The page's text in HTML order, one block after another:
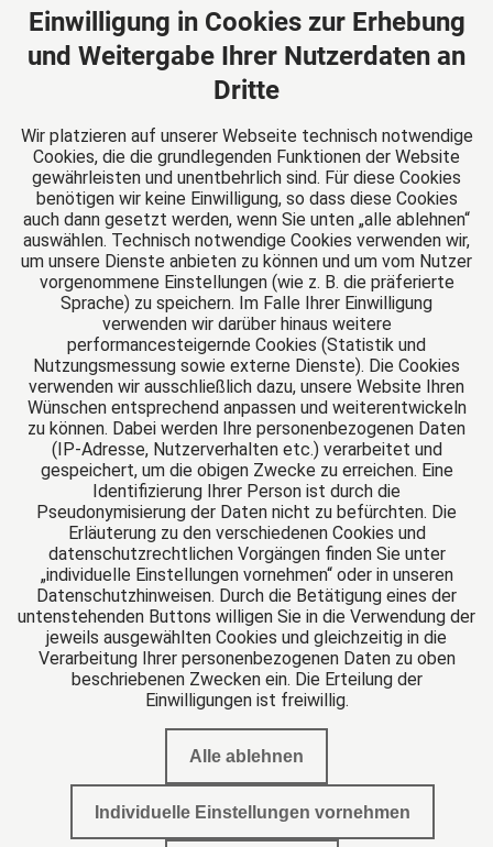
Angelegenheiten. Mit fundiertem Fachwissen und
langjähriger Erfahrung stehen wir Ihnen zur Seite,
um Ihre Rechte zu schützen und optimale Lösungen
für Ihre Situation zu finden.
M|K|D Rechtsanwälte Maier Kiesel Drabe
Halle/Saale
Friedenstr. 29
06114 Halle/Saale
Deutschland
Tel: +49 345 521400
Fax: +49 345 5214027
E-Mail:info@mkd-kanzlei.de
Das europäische Kanzlei-Netzwerk
Datenschutzerklärung
Einwilligung in Cookies zur Erhebung
und Weitergabe Ihrer Nutzerdaten an
Dritte
Wir platzieren auf unserer Webseite technisch notwendige
Cookies, die die grundlegenden Funktionen der Website
gewährleisten und unentbehrlich sind. Für diese Cookies
benötigen wir keine Einwilligung, so dass diese Cookies
auch dann gesetzt werden, wenn Sie unten „alle ablehnen“
auswählen. Technisch notwendige Cookies verwenden wir,
um unsere Dienste anbieten zu können und um vom Nutzer
vorgenommene Einstellungen (wie z. B. die präferierte
Sprache) zu speichern. Im Falle Ihrer Einwilligung
verwenden wir darüber hinaus weitere
performancesteigernde Cookies (Statistik und
Nutzungsmessung sowie externe Dienste). Die Cookies
verwenden wir ausschließlich dazu, unsere Website Ihren
Wünschen entsprechend anpassen und weiterentwickeln
zu können. Dabei werden Ihre personenbezogenen Daten
(IP-Adresse, Nutzerverhalten etc.) verarbeitet und
gespeichert, um die obigen Zwecke zu erreichen. Eine
Identifizierung Ihrer Person ist durch die
Pseudonymisierung der Daten nicht zu befürchten. Die
Erläuterung zu den verschiedenen Cookies und
datenschutzrechtlichen Vorgängen finden Sie unter
„individuelle Einstellungen vornehmen“ oder in unseren
Datenschutzhinweisen. Durch die Betätigung eines der
untenstehenden Buttons willigen Sie in die Verwendung der
jeweils ausgewählten Cookies und gleichzeitig in die
Verarbeitung Ihrer personenbezogenen Daten zu oben
beschriebenen Zwecken ein. Die Erteilung der
Einwilligungen ist freiwillig.
Alle ablehnen
Individuelle Einstellungen vornehmen